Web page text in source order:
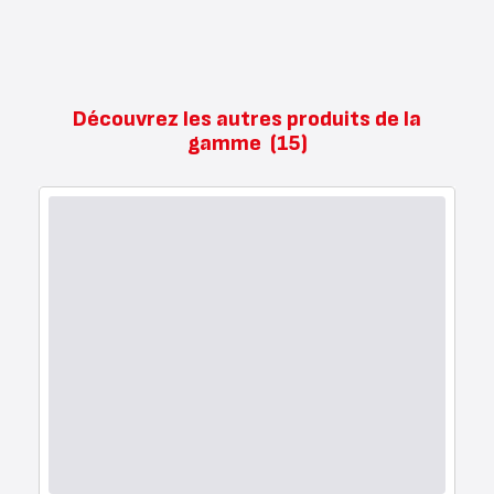
Découvrez les autres produits de la
gamme (15)